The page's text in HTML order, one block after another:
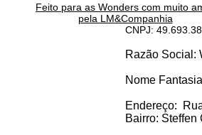
Feito para as Wonders com muito
pela LM&Companhia
CNPJ:
Razão Social:
Nome
Endereço:
Bairro: Steffen